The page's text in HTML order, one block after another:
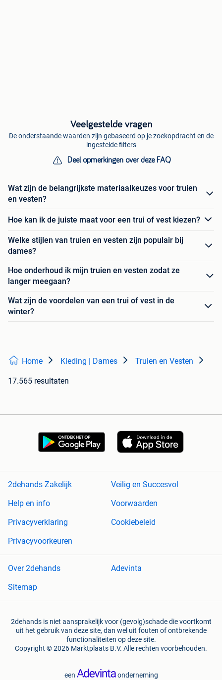
Veelgestelde vragen
De onderstaande waarden zijn gebaseerd op je zoekopdracht en de
ingestelde filters
Deel opmerkingen over deze FAQ
Wat zijn de belangrijkste materiaalkeuzes voor truien
en vesten?
Hoe kan ik de juiste maat voor een trui of vest kiezen?
Welke stijlen van truien en vesten zijn populair bij
dames?
Hoe onderhoud ik mijn truien en vesten zodat ze
langer meegaan?
Wat zijn de voordelen van een trui of vest in de
winter?
Home Kleding | Dames Truien en Vesten
17.565 resultaten
2dehands Zakelijk
Veilig en Succesvol
Help en info
Voorwaarden
Privacyverklaring
Cookiebeleid
Privacyvoorkeuren
Over 2dehands
Adevinta
Sitemap
2dehands is niet aansprakelijk voor (gevolg)schade die voortkomt
uit het gebruik van deze site, dan wel uit fouten of ontbrekende
functionaliteiten op deze site.
Copyright © 2026 Marktplaats B.V. Alle rechten voorbehouden.
een onderneming